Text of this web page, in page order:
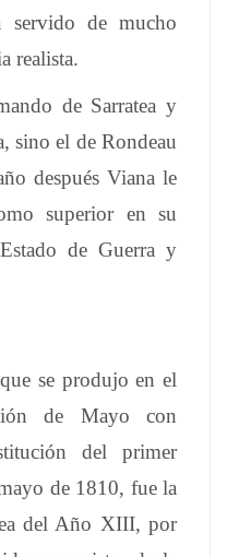
servido de mucho
realista.
de Sarratea y
sino el de Rondeau
después Viana le
superior en su
de Guerra y
se produjo en el
de Mayo con
del primer
de 1810, fue la
del Año XIII, por